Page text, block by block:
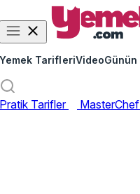
Yemek TarifleriVideo
Pratik Tarifler